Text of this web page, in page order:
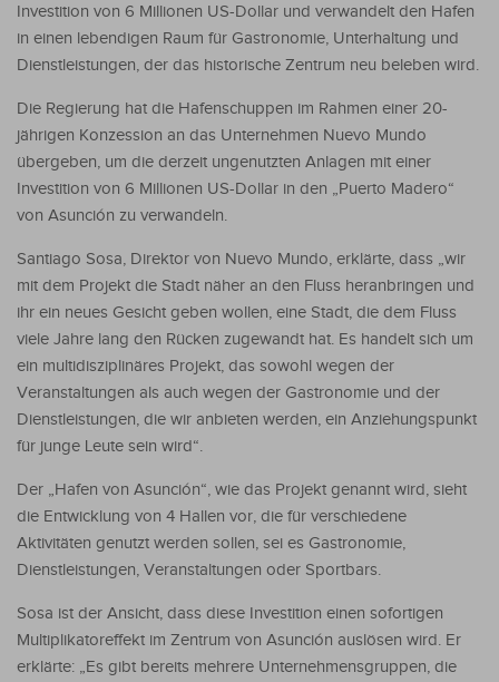
Investition von 6 Millionen US-Dollar und verwandelt den Hafen
in einen lebendigen Raum für Gastronomie, Unterhaltung und
Dienstleistungen, der das historische Zentrum neu beleben wird.
Die Regierung hat die Hafenschuppen im Rahmen einer 20-
jährigen Konzession an das Unternehmen Nuevo Mundo
übergeben, um die derzeit ungenutzten Anlagen mit einer
Investition von 6 Millionen US-Dollar in den „Puerto Madero“
von Asunción zu verwandeln.
Santiago Sosa, Direktor von Nuevo Mundo, erklärte, dass „wir
mit dem Projekt die Stadt näher an den Fluss heranbringen und
ihr ein neues Gesicht geben wollen, eine Stadt, die dem Fluss
viele Jahre lang den Rücken zugewandt hat. Es handelt sich um
ein multidisziplinäres Projekt, das sowohl wegen der
Veranstaltungen als auch wegen der Gastronomie und der
Dienstleistungen, die wir anbieten werden, ein Anziehungspunkt
für junge Leute sein wird“.
Der „Hafen von Asunción“, wie das Projekt genannt wird, sieht
die Entwicklung von 4 Hallen vor, die für verschiedene
Aktivitäten genutzt werden sollen, sei es Gastronomie,
Dienstleistungen, Veranstaltungen oder Sportbars.
Sosa ist der Ansicht, dass diese Investition einen sofortigen
Multiplikatoreffekt im Zentrum von Asunción auslösen wird. Er
erklärte: „Es gibt bereits mehrere Unternehmensgruppen, die